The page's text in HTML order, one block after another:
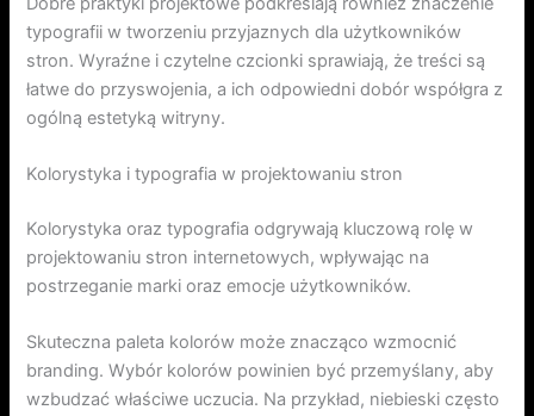
typografii w tworzeniu przyjaznych dla użytkowników
stron. Wyraźne i czytelne czcionki sprawiają, że treści są
łatwe do przyswojenia, a ich odpowiedni dobór współgra z
ogólną estetyką witryny.
Kolorystyka i typografia w projektowaniu stron
Kolorystyka oraz typografia odgrywają kluczową rolę w
projektowaniu stron internetowych, wpływając na
postrzeganie marki oraz emocje użytkowników.
Skuteczna paleta kolorów może znacząco wzmocnić
branding. Wybór kolorów powinien być przemyślany, aby
wzbudzać właściwe uczucia. Na przykład, niebieski często